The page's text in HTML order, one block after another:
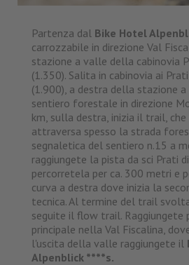
Partenza dal Bike Hotel
carrozzabile in direzione Val
stazione a valle della cabinovia
(1.350). Salita in cabinovia ai
(1.900), a destra della stazione
sentiero forestale in direzione
km, sulla destra, inizia il trail,
attraversa spesso la strada
segnaletica del sentiero n.15 a
raggiungete la pista da sci Prati di
percorretela per ca. 300 metri e
curva a destra dove inizia la
tecnica. Al termine del trail
seguite il flow trail. Raggiungete
principale nella Val Fiscalina,
l'uscita della valle raggiungete il
Alpenblick ****s.